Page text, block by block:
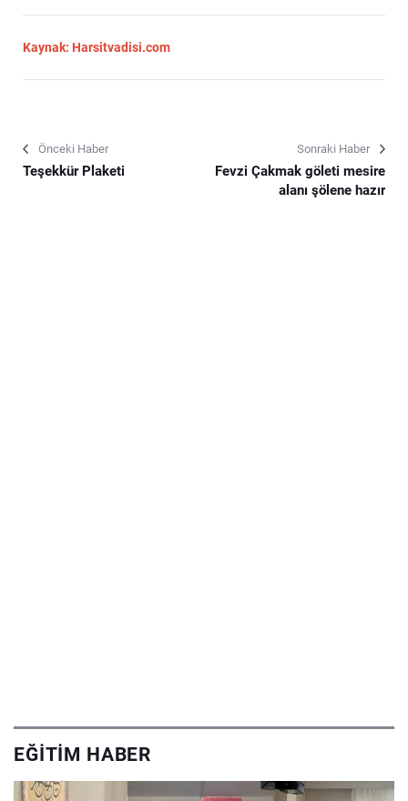
Kaynak: Harsitvadisi.com
Önceki Haber
Teşekkür Plaketi
Sonraki Haber
Fevzi Çakmak göleti mesire
alanı şölene hazır
EĞITIM HABER